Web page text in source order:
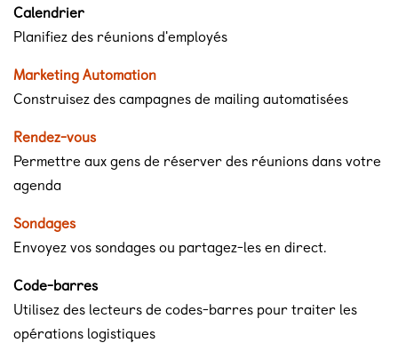
Calendrier
Planifiez des réunions d'employés
Marketing Automation
Construisez des campagnes de mailing automatisées
Rendez-vous
Permettre aux gens de réserver des réunions dans votre
agenda
Sondages
Envoyez vos sondages ou partagez-les en direct.
Code-barres
Utilisez des lecteurs de codes-barres pour traiter les
opérations logistiques